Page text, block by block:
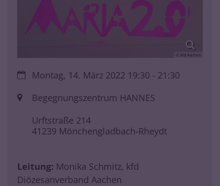
© kfd Aachen
Datum:Montag, 14. März 2022 19:30 - 21:30
Ort: Begegnungszentrum HANNES
Urftstraße 214
41239 Mönchengladbach-Rheydt
Leitung: Monika Schmitz, kfd
Diözesanverband Aachen